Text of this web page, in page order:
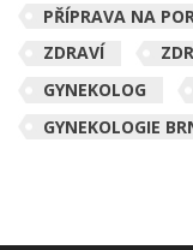
PŘÍPRAVA NA
ZDRAVÍ
GYNEKOLOG
GYNEKOLOGIE